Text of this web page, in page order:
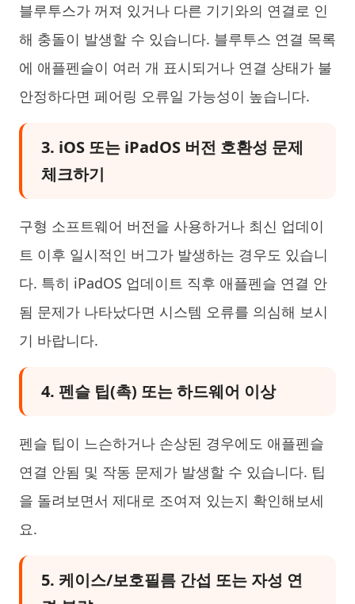
블루투스가 꺼져 있거나 다른 기기와의 연결로 인
해 충돌이 발생할 수 있습니다. 블루투스 연결 목록
에 애플펜슬이 여러 개 표시되거나 연결 상태가 불
안정하다면 페어링 오류일 가능성이 높습니다.
3. iOS 또는 iPadOS 버전 호환성 문제
체크하기
구형 소프트웨어 버전을 사용하거나 최신 업데이
트 이후 일시적인 버그가 발생하는 경우도 있습니
다. 특히 iPadOS 업데이트 직후 애플펜슬 연결 안
됨 문제가 나타났다면 시스템 오류를 의심해 보시
기 바랍니다.
4. 펜슬 팁(촉) 또는 하드웨어 이상
펜슬 팁이 느슨하거나 손상된 경우에도 애플펜슬
연결 안됨 및 작동 문제가 발생할 수 있습니다. 팁
을 돌려보면서 제대로 조여져 있는지 확인해보세
요.
5. 케이스/보호필름 간섭 또는 자성 연